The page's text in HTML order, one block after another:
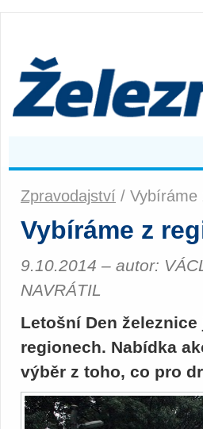
Zpravodajství / Vybíráme
Vybíráme z
9.10.2014 – autor:
NAVRÁTIL
Letošní Den
regionech. Nabídka
výběr z toho, co pro